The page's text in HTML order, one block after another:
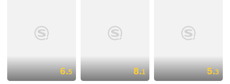
6.5 8.1 5.3